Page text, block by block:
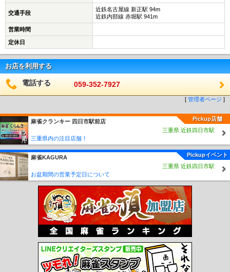
交通手段
近鉄名古屋線 新正駅 94m
近鉄内部線 赤堀駅 941m
営業時間
定休日
お店を利用する
電話する 059-352-7927
[ 管理者ページ ]
Pickup店舗
麻雀クランキー 四日市駅前店
三重県 近鉄四日市駅
三重県内の注目店舗！
Pickupイベント
麻雀KAGURA
三重県 近鉄四日市駅
お盆期間の営業予定日について